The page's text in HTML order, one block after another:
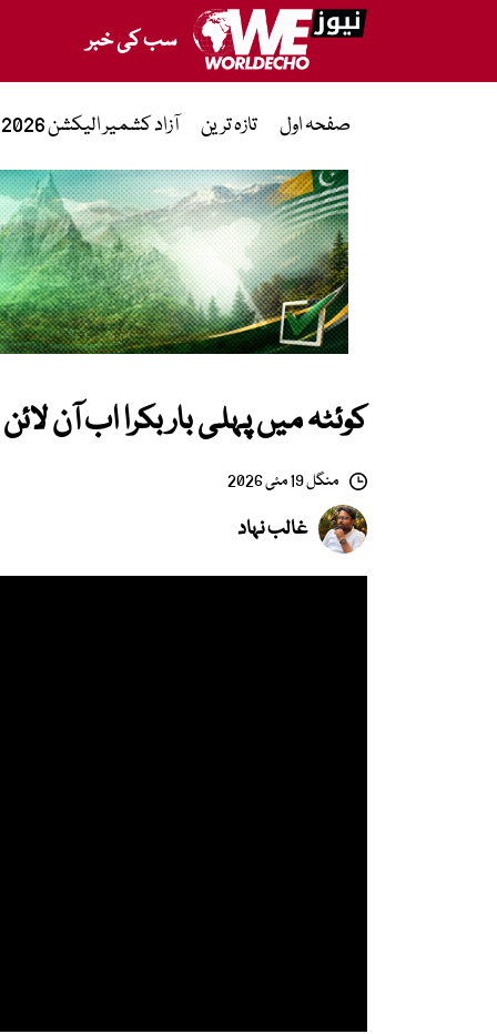
سب کی خبر
صفحہ اول تازہ ترین آزاد کشمیر الیکشن 2026
کوئٹہ میں پہلی بار بکرا اب آن
منگل 19 مئی 2026
غالب نہاد